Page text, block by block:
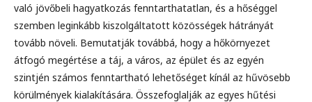
való jövőbeli hagyatkozás fenntarthatatlan, és a hőséggel
szemben leginkább kiszolgáltatott közösségek hátrányát
tovább növeli. Bemutatják továbbá, hogy a hőkörnyezet
átfogó megértése a táj, a város, az épület és az egyén
szintjén számos fenntartható lehetőséget kínál az hűvösebb
körülmények kialakítására. Összefoglalják az egyes hűtési